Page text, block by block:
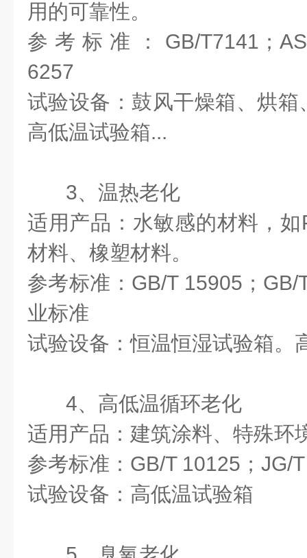
用的可靠性。
参考标准：GB/T7141；
6257
试验设备：鼓风干燥箱、烘
高低温试验箱...
3、温热老化
适用产品：水敏感的材料，
材料、橡塑材料。
参考标准：GB/T 15905；
业标准
试验设备：恒温恒湿试验箱。
4、高低温循环老化
适用产品：建筑涂料、特殊环
参考标准：GB/T 10125；JG/
试验设备：高低温试验箱